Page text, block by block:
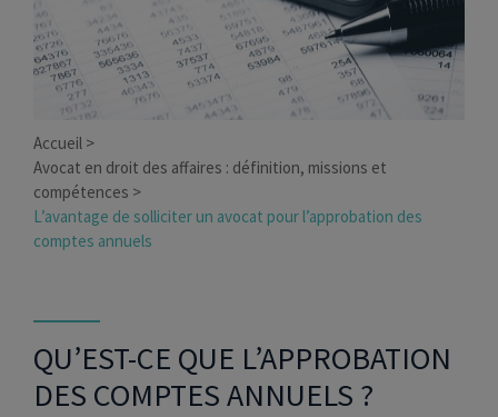
Accueil
Avocat en droit des affaires : définition, missions et
compétences
L’avantage de solliciter un avocat pour l’approbation des
comptes annuels
QU’EST-CE QUE L’APPROBATION
DES COMPTES ANNUELS ?